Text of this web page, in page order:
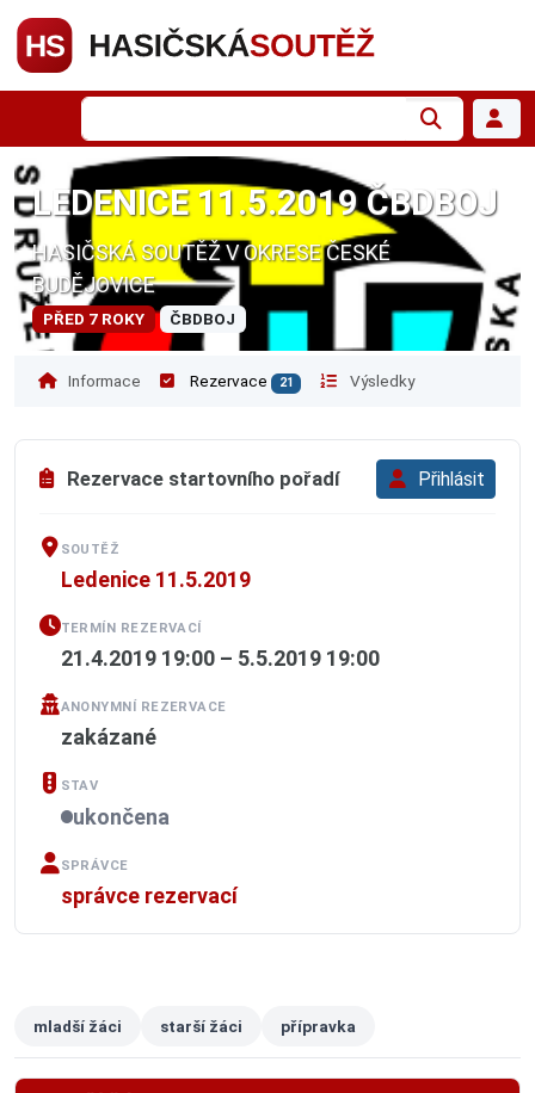
LEDENICE 11.5.2019 ČBDBOJ
HASIČSKÁ SOUTĚŽ V OKRESE ČESKÉ
BUDĚJOVICE
PŘED 7 ROKY ČBDBOJ
Informace Rezervace 21 Výsledky
Rezervace startovního pořadí Přihlásit
SOUTĚŽ
Ledenice 11.5.2019
TERMÍN REZERVACÍ
21.4.2019 19:00 – 5.5.2019 19:00
ANONYMNÍ REZERVACE
zakázané
STAV
ukončena
SPRÁVCE
správce rezervací
mladší žáci starší žáci přípravka